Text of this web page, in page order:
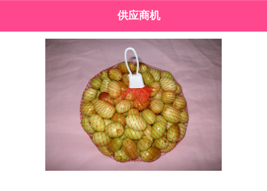
供应商机